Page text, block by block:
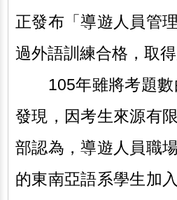
正發布「導遊人員管
過外語訓練合格，取
105年雖將考題數
發現，因考生來源有
部認為，導遊人員職
的東南亞語系學生加